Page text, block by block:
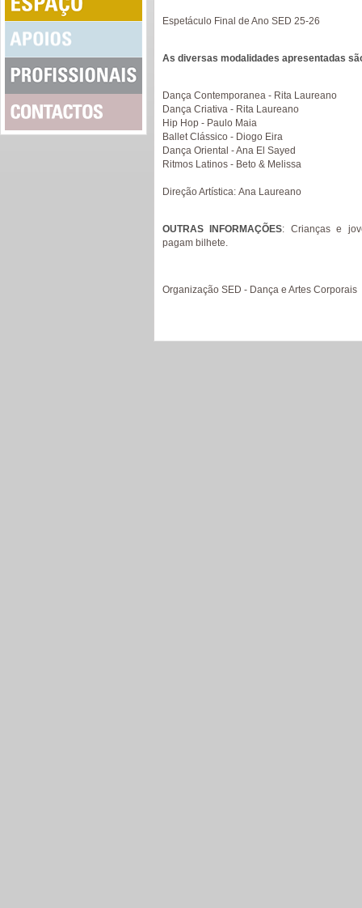
Espetáculo Final de Ano SED 25-26
As diversas modalidades apresentadas
Dança Contemporanea - Rita Laureano
Dança Criativa - Rita Laureano
Hip Hop - Paulo Maia
Ballet Clássico - Diogo Eira
Dança Oriental - Ana El Sayed
Ritmos Latinos - Beto & Melissa
Direção Artística: Ana Laureano
OUTRAS INFORMAÇÕES: Crianças e
pagam bilhete.
Organização SED - Dança e Artes Corporais